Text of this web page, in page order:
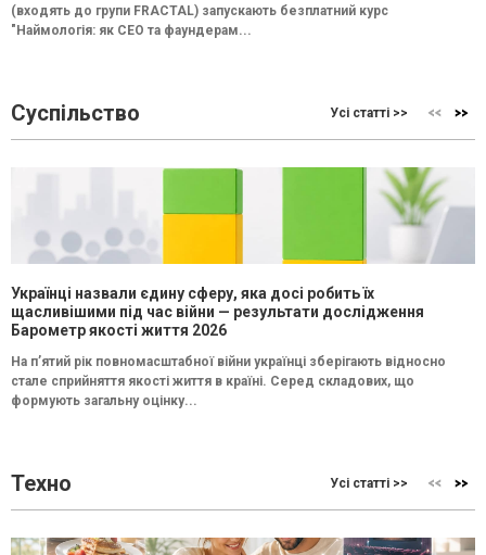
(входять до групи FRACTAL) запускають безплатний курс
"Наймологія: як СEO та фаундерам...
Суспільство Усі статті >>
Українці назвали єдину сферу, яка досі робить їх
щасливішими під час війни — результати дослідження
Барометр якості життя 2026
На п’ятий рік повномасштабної війни українці зберігають відносно
стале сприйняття якості життя в країні. Серед складових, що
формують загальну оцінку...
Техно Усі статті >>